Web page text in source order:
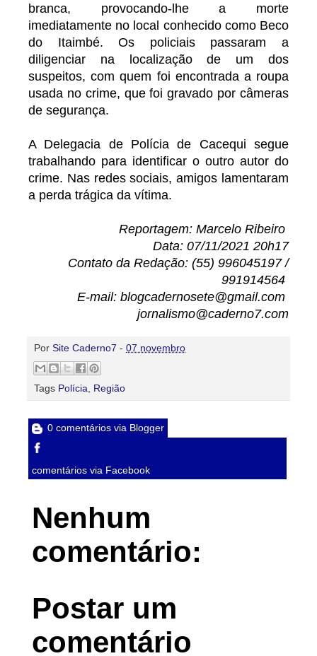
branca, provocando-lhe a morte
imediatamente no local conhecido como Beco
do Itaimbé. Os policiais passaram a
diligenciar na localização de um dos
suspeitos, com quem foi encontrada a roupa
usada no crime, que foi gravado por câmeras
de segurança.
A Delegacia de Polícia de Cacequi segue
trabalhando para identificar o outro autor do
crime. Nas redes sociais, amigos lamentaram
a perda trágica da vítima.
Reportagem: Marcelo Ribeiro
Data: 07/11/2021 20h17
Contato da Redação: (55) 996045197 /
991914564
E-mail: blogcadernosete@gmail.com
jornalismo@caderno7.com
Por Site Caderno7 - 07 novembro
Tags Polícia Região
0 comentários via Blogger
comentários via Facebook
Nenhum
comentário:
Postar um
comentário